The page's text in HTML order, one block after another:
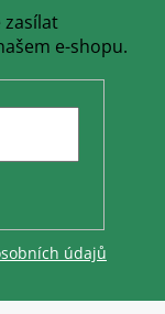
zasílat
e-shopu.
údajů